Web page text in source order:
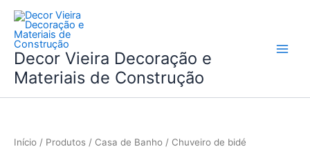
Skip
content
Decor Vieira Decoração e
Materiais de Construção
Início / Produtos / Casa de Banho / Chuveiro de bidé